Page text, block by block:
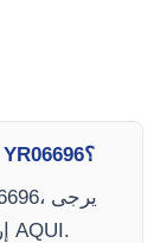
كيف أعرف أسعار جهاز تحليل الرطوبة YR06696؟
إرسال بريد إلكتروني عبر نموذج الاتصال AQUI.